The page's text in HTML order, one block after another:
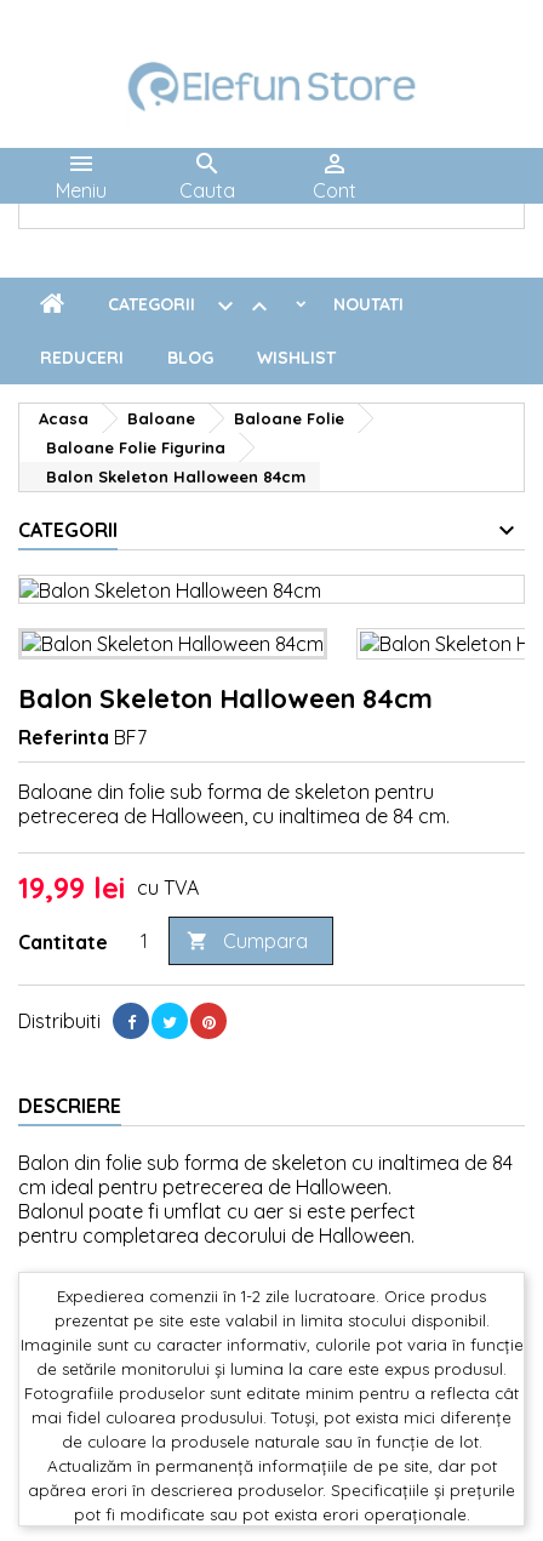

Meniu

Cauta

Cont
 
CATEGORII NOUTATI
REDUCERI BLOG WISHLIST
Acasa Baloane
Baloane Folie
Baloane Folie Figurina
Balon Skeleton Halloween 84cm
CATEGORII
Balon Skeleton Halloween 84cm
Referinta BF7
Baloane din folie sub forma de skeleton pentru
petrecerea de Halloween, cu inaltimea de 84 cm.
19,99 lei cu TVA
Cantitate  Cumpara
Distribuiti
DESCRIERE
Balon din folie sub forma de skeleton cu inaltimea de 84
cm ideal pentru petrecerea de Halloween.
Balonul poate fi umflat cu aer si este perfect
pentru completarea decorului de Halloween.
Expedierea comenzii în 1-2 zile lucratoare. Orice produs
prezentat pe site este valabil in limita stocului disponibil.
Imaginile sunt cu caracter informativ, culorile pot varia în funcție
de setările monitorului și lumina la care este expus produsul.
Fotografiile produselor sunt editate minim pentru a reflecta cât
mai fidel culoarea produsului. Totuși, pot exista mici diferențe
de culoare la produsele naturale sau în funcție de lot.
Actualizăm în permanență informațiile de pe site, dar pot
apărea erori în descrierea produselor. Specificațiile și prețurile
pot fi modificate sau pot exista erori operaționale.